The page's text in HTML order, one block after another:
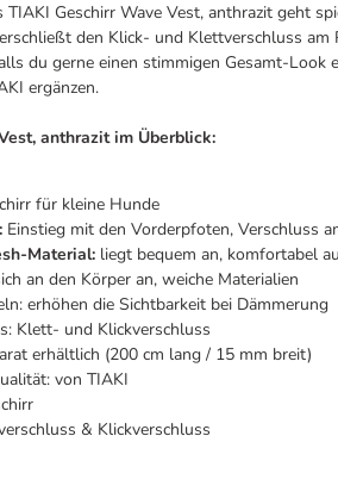
TIAKI Geschirr Wave Vest, anthrazit geht
den Klick- und Klettverschluss am
du gerne einen stimmigen Gesamt-Look
ergänzen.
anthrazit im Überblick:
für kleine Hunde
Einstieg mit den Vorderpfoten, Verschluss
Material: liegt bequem an, komfortabel
an den Körper an, weiche Materialien
erhöhen die Sichtbarkeit bei Dämmerung
Klett- und Klickverschluss
erhältlich (200 cm lang / 15 mm breit)
von TIAKI
& Klickverschluss